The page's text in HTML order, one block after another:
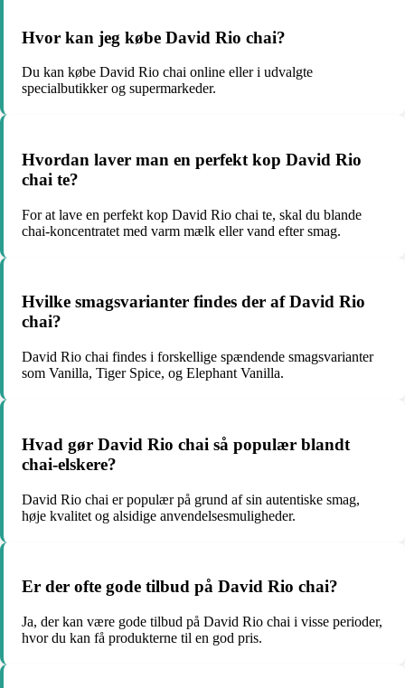
Hvor kan jeg købe David Rio chai?
Du kan købe David Rio chai online eller i udvalgte
specialbutikker og supermarkeder.
Hvordan laver man en perfekt kop David Rio
chai te?
For at lave en perfekt kop David Rio chai te, skal du blande
chai-koncentratet med varm mælk eller vand efter smag.
Hvilke smagsvarianter findes der af David Rio
chai?
David Rio chai findes i forskellige spændende smagsvarianter
som Vanilla, Tiger Spice, og Elephant Vanilla.
Hvad gør David Rio chai så populær blandt
chai-elskere?
David Rio chai er populær på grund af sin autentiske smag,
høje kvalitet og alsidige anvendelsesmuligheder.
Er der ofte gode tilbud på David Rio chai?
Ja, der kan være gode tilbud på David Rio chai i visse perioder,
hvor du kan få produkterne til en god pris.